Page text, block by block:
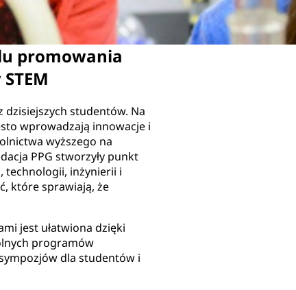
promowania
studentów. Na
wprowadzają innowacje i
wyższego na
PPG stworzyły punkt
technologii, inżynierii i
które sprawiają, że
jest ułatwiona dzięki
programów
dla studentów i